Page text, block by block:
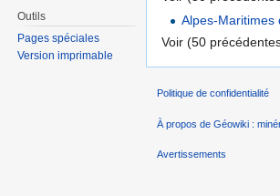
Alpes-Maritimes
Voir (50
Outils
Pages spéciales
Version imprimable
Politique de confidentialité
À propos de Géowiki :
Avertissements